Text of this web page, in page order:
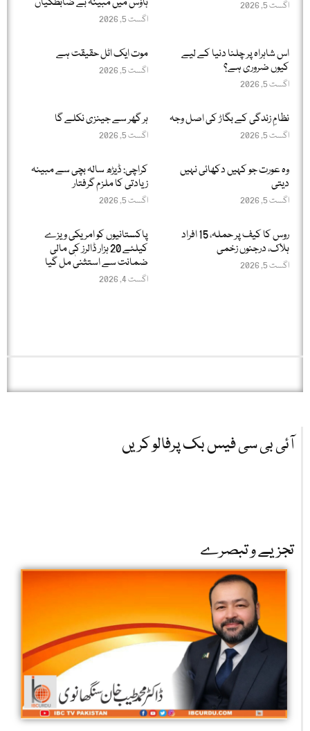
اگست 5, 2026
اگست 5, 2026
اس شاہراہ پر چلنا دنیا کے لیے
کیوں ضروری ہے؟
اگست 5, 2026
موت ایک اٹل حقیقت ہے
اگست 5, 2026
نظامِ زندگی کے بگاڑ کی اصل وجہ
اگست 5, 2026
ہر گھر سے جینزی نکلے گا
اگست 5, 2026
وہ عورت جو کہیں دکھائی نہیں
دیتی
اگست 5, 2026
کراچی: ڈیڑھ سالہ بچی سے مبینہ
زیادتی کا ملزم گرفتار
اگست 5, 2026
روس کا کیف پر حملہ، 15 افراد
ہلاک، درجنوں زخمی
اگست 5, 2026
پاکستانیوں کو امریکی ویزے
کیلئے 20 ہزار ڈالرز کی مالی
ضمانت سے استثنیٰ مل گیا
اگست 4, 2026
آئی بی سی فیس بک پرفالو کریں
تجزیے و تبصرے